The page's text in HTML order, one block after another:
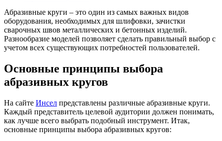
Абразивные круги – это один из самых важных видов
оборудования, необходимых для шлифовки, зачистки
сварочных швов металлических и бетонных изделий.
Разнообразие моделей позволяет сделать правильный выбор с
учетом всех существующих потребностей пользователей.
Основные принципы выбора
абразивных кругов
На сайте Инсел представлены различные абразивные круги.
Каждый представитель целевой аудитории должен понимать,
как лучше всего выбрать подобный инструмент. Итак,
основные принципы выбора абразивных кругов: